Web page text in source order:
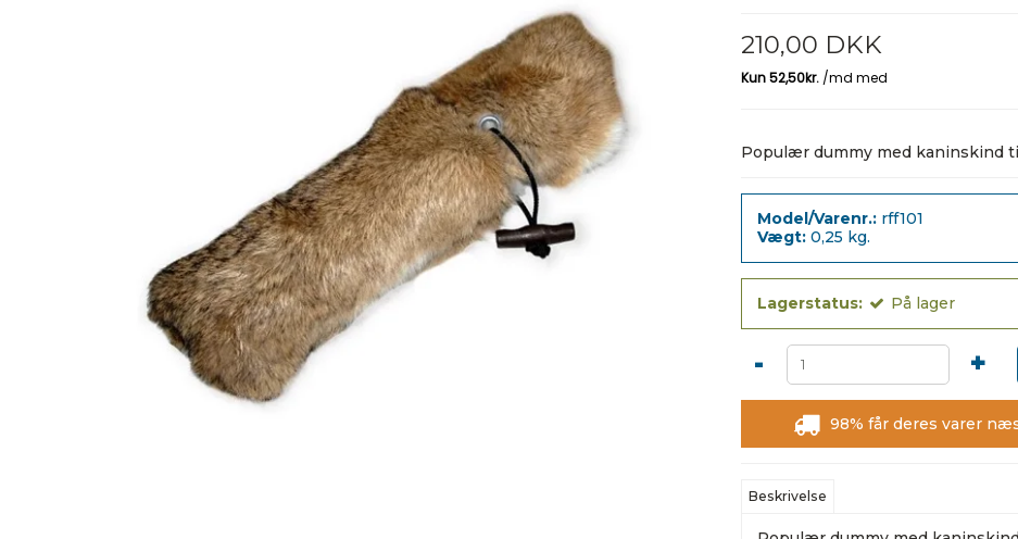
210,00 DKK
Populær dummy med kaninskind
Model/Varenr.: rff101
Vægt: 0,25 kg.
Lagerstatus: På lager
- +
98% får deres varer
Beskrivelse